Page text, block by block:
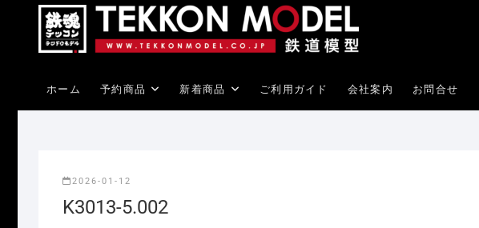
ホーム 予約商品 新着商品 ご利用ガイド 会社案内 お問合せ
2026-01-12
K3013-5.002